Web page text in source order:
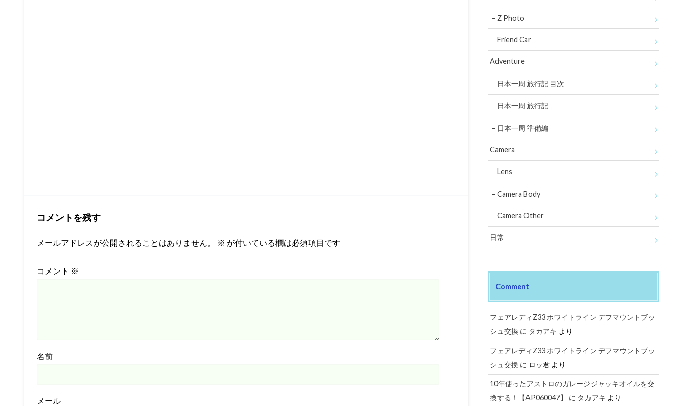
コメントを残す
メールアドレスが公開されることはありません。 ※ が付いている欄は必須項目です
コメント ※
名前
メール
Z Photo
Friend Car
Adventure
日本一周 旅行記 目次
日本一周 旅行記
日本一周 準備編
Camera
Lens
Camera Body
Camera Other
日常
Comment
フェアレディZ33 ホワイトライン デフマウントブッ
シュ交換に タカアキ より
フェアレディZ33 ホワイトライン デフマウントブッ
シュ交換に ロッ君より
10年使ったアストロのガレージジャッキオイルを交
換する！【AP060047】
に タカアキ より